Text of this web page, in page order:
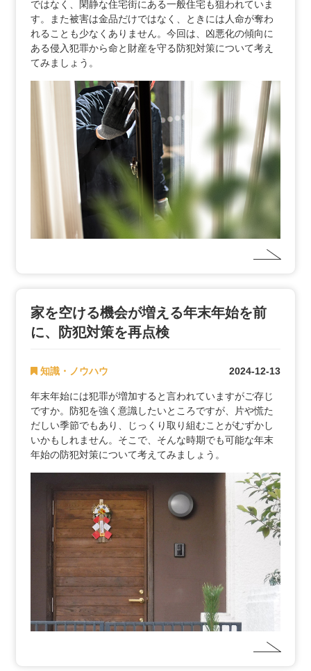
ではなく、閑静な住宅街にある一般住宅も狙われていま
す。また被害は金品だけではなく、ときには人命が奪わ
れることも少なくありません。今回は、凶悪化の傾向に
ある侵入犯罪から命と財産を守る防犯対策について考え
てみましょう。
家を空ける機会が増える年末年始を前
に、防犯対策を再点検
知識・ノウハウ 2024-12-13
年末年始には犯罪が増加すると言われていますがご存じ
ですか。防犯を強く意識したいところですが、片や慌た
だしい季節でもあり、じっくり取り組むことがむずかし
いかもしれません。そこで、そんな時期でも可能な年末
年始の防犯対策について考えてみましょう。